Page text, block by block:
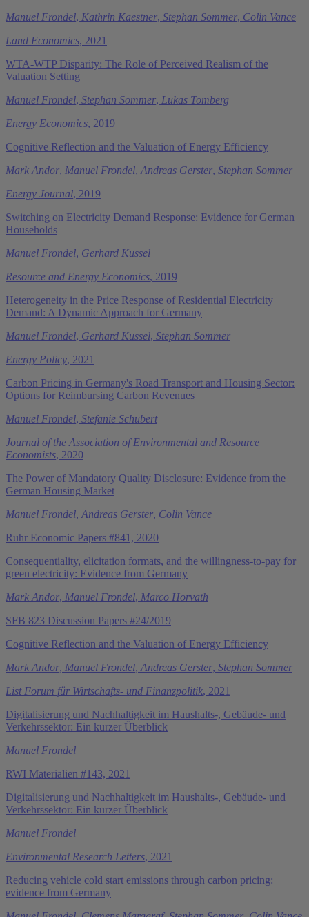
Manuel Frondel, Kathrin Kaestner, Stephan Sommer, Colin Vance
Land Economics, 2021
WTA-WTP Disparity: The Role of Perceived Realism of the
Valuation Setting
Manuel Frondel, Stephan Sommer, Lukas Tomberg
Energy Economics, 2019
Cognitive Reflection and the Valuation of Energy Efficiency
Mark Andor, Manuel Frondel, Andreas Gerster, Stephan Sommer
Energy Journal, 2019
Switching on Electricity Demand Response: Evidence for German
Households
Manuel Frondel, Gerhard Kussel
Resource and Energy Economics, 2019
Heterogeneity in the Price Response of Residential Electricity
Demand: A Dynamic Approach for Germany
Manuel Frondel, Gerhard Kussel, Stephan Sommer
Energy Policy, 2021
Carbon Pricing in Germany's Road Transport and Housing Sector:
Options for Reimbursing Carbon Revenues
Manuel Frondel, Stefanie Schubert
Journal of the Association of Environmental and Resource
Economists, 2020
The Power of Mandatory Quality Disclosure: Evidence from the
German Housing Market
Manuel Frondel, Andreas Gerster, Colin Vance
Ruhr Economic Papers #841, 2020
Consequentiality, elicitation formats, and the willingness-to-pay for
green electricity: Evidence from Germany
Mark Andor, Manuel Frondel, Marco Horvath
SFB 823 Discussion Papers #24/2019
Cognitive Reflection and the Valuation of Energy Efficiency
Mark Andor, Manuel Frondel, Andreas Gerster, Stephan Sommer
List Forum für Wirtschafts- und Finanzpolitik, 2021
Digitalisierung und Nachhaltigkeit im Haushalts-, Gebäude- und
Verkehrssektor: Ein kurzer Überblick
Manuel Frondel
RWI Materialien #143, 2021
Digitalisierung und Nachhaltigkeit im Haushalts-, Gebäude- und
Verkehrssektor: Ein kurzer Überblick
Manuel Frondel
Environmental Research Letters, 2021
Reducing vehicle cold start emissions through carbon pricing:
evidence from Germany